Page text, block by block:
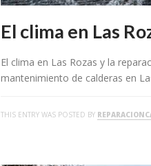
El clima en Las
El clima en Las Rozas y la
mantenimiento de calderas en
THIS ENTRY WAS POSTED BY